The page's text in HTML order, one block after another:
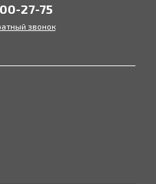
27-75
звонок